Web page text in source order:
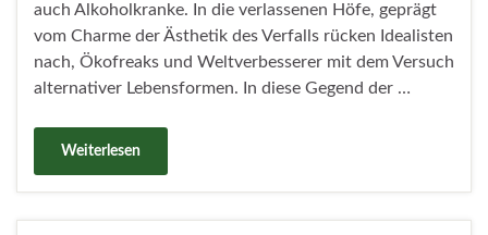
auch Alkoholkranke. In die verlassenen Höfe, geprägt
vom Charme der Ästhetik des Verfalls rücken Idealisten
nach, Ökofreaks und Weltverbesserer mit dem Versuch
alternativer Lebensformen. In diese Gegend der …
Weiterlesen